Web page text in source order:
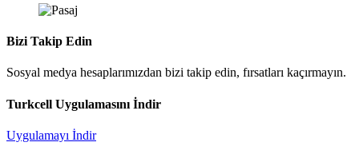
Bizi Takip Edin
Sosyal medya hesaplarımızdan bizi takip edin, fırsatları kaçırmayın.
Turkcell Uygulamasını İndir
Uygulamayı İndir